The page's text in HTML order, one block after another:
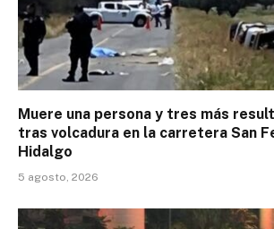
Muere una persona y tres más
tras volcadura en la carretera San
Hidalgo
5 agosto, 2026